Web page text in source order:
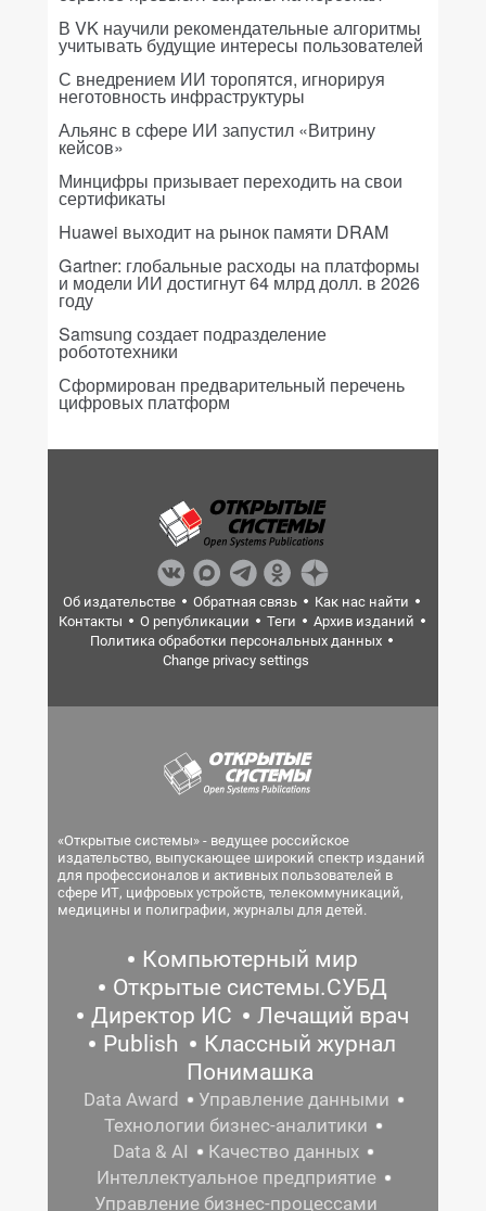
В VK научили рекомендательные алгоритмы
учитывать будущие интересы пользователей
С внедрением ИИ торопятся, игнорируя
неготовность инфраструктуры
Альянс в сфере ИИ запустил «Витрину
кейсов»
Минцифры призывает переходить на свои
сертификаты
Huawei выходит на рынок памяти DRAM
Gartner: глобальные расходы на платформы
и модели ИИ достигнут 64 млрд долл. в 2026
году
Samsung создает подразделение
робототехники
Сформирован предварительный перечень
цифровых платформ
Об издательстве Обратная связь
Как нас найти
Контакты
О републикации Теги
Архив изданий
Политика обработки персональных данных
Change privacy settings
«Открытые системы» - ведущее российское
издательство, выпускающее широкий спектр изданий
для профессионалов и активных пользователей в
сфере ИТ, цифровых устройств, телекоммуникаций,
медицины и полиграфии, журналы для детей.
Компьютерный мир
Открытые системы.СУБД
Директор ИС
Лечащий врач
Publish
Классный журнал
Понимашка
Data Award
Управление данными
Технологии бизнес-аналитики
Data & AI
Качество данных
Интеллектуальное предприятие
Управление бизнес-процессами